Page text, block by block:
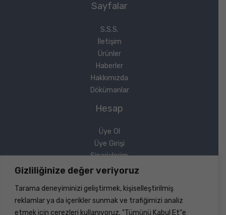
Gizliliğinize değer veriyoruz
Tarama deneyiminizi geliştirmek, kişiselleştirilmiş
reklamlar ya da içerikler sunmak ve trafiğimizi analiz
etmek için çerezleri kullanıyoruz. "Tümünü Kabul Et"e
Sayfalar
S.S.S.
İletişim
Ürünler
Haberler
Hakkımızda
Dökümanlar
Hesap
Üye Ol
Üye Girişi
Siparişlerim
Sipariş Takip
Yasal